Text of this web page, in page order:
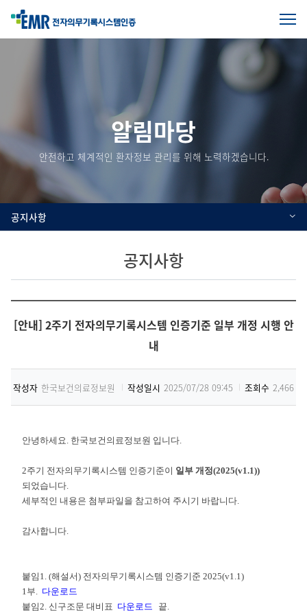
전
체
알림마당
안전하고 체계적인 환자정보 관리를 위해 노력하겠습니다.
공지사항
공지사항
[안내] 2주기 전자의무기록시스템 인증기준 일부 개정 시행 안
내
작성자 한국보건의료정보원 작성일시 2025/07/28 09:45 조회수 2,466
안녕하세요. 한국보건의료정보원 입니다.
2주기 전자의무기록시스템 인증기준이 일부 개정(2025(v1.1))
되었습니다.
세부적인 내용은 첨부파일을 참고하여 주시기 바랍니다.
감사합니다.
붙임1. (해설서) 전자의무기록시스템 인증기준 2025(v1.1)
1부. 다운로드
붙임2. 신구조문 대비표 다운로드 끝.